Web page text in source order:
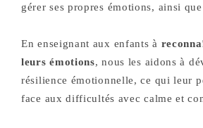
gérer ses propres émotions, ainsi
En enseignant aux enfants à
leurs émotions, nous les aidons à
résilience émotionnelle, ce qui leur
face aux difficultés avec calme et